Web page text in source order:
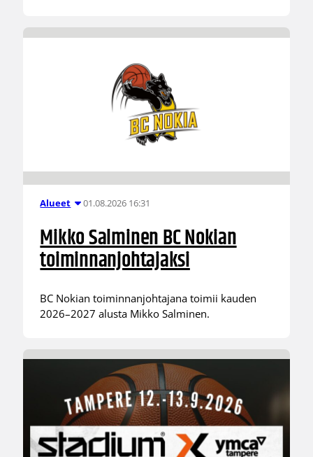
Alueet 01.08.2026 16:31
Mikko Salminen BC Nokian
toiminnanjohtajaksi
BC Nokian toiminnanjohtajana toimii kauden
2026–2027 alusta Mikko Salminen.